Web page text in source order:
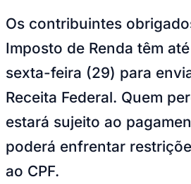
Tênis (ATP)
MLB
NHL
Atletismo
Vôlei
NBB
Competições de Futebol
Brasileirão Série A
Brasileirão Série B
Paulistão
Copa do Brasil
Os contribuintes
Imposto de Renda têm
sexta-feira (29) para
Receita Federal. Quem
estará sujeito ao
poderá enfrentar
ao CPF.